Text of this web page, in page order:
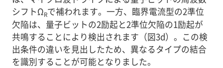
シフトΩRで補われます。一方、臨界電流型の2準位
欠陥は、量子ビットの2励起と2準位欠陥の1励起が
共鳴することにより検出されます（図3d）。この検
出条件の違いを見出したため、異なるタイプの結合
を識別することが可能となりました。